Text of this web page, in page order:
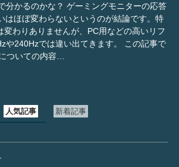
分かるのかな？ ゲーミングモニターの応答
はほぼ変わらないというのが結論です。特
変わりありませんが、PC用などの高いリフ
や240Hzでは違い出てきます。 この記事で
ついての内容…
人気記事 新着記事